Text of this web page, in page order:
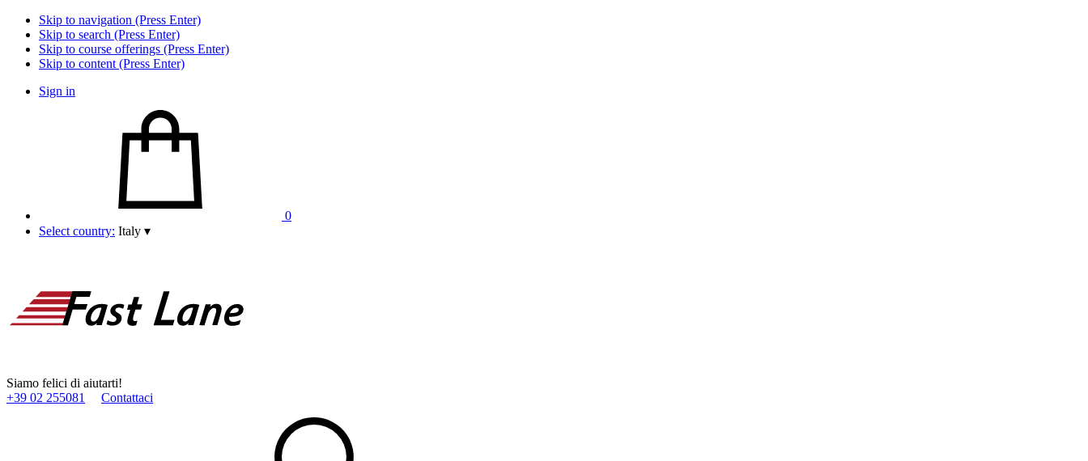
Skip to navigation (Press Enter)
Skip to search (Press Enter)
Skip to course offerings (Press Enter)
Skip to content (Press Enter)
Sign in
0
Select country: Italy ▾
Siamo felici di aiutarti!
+39 02 255081
Contattaci